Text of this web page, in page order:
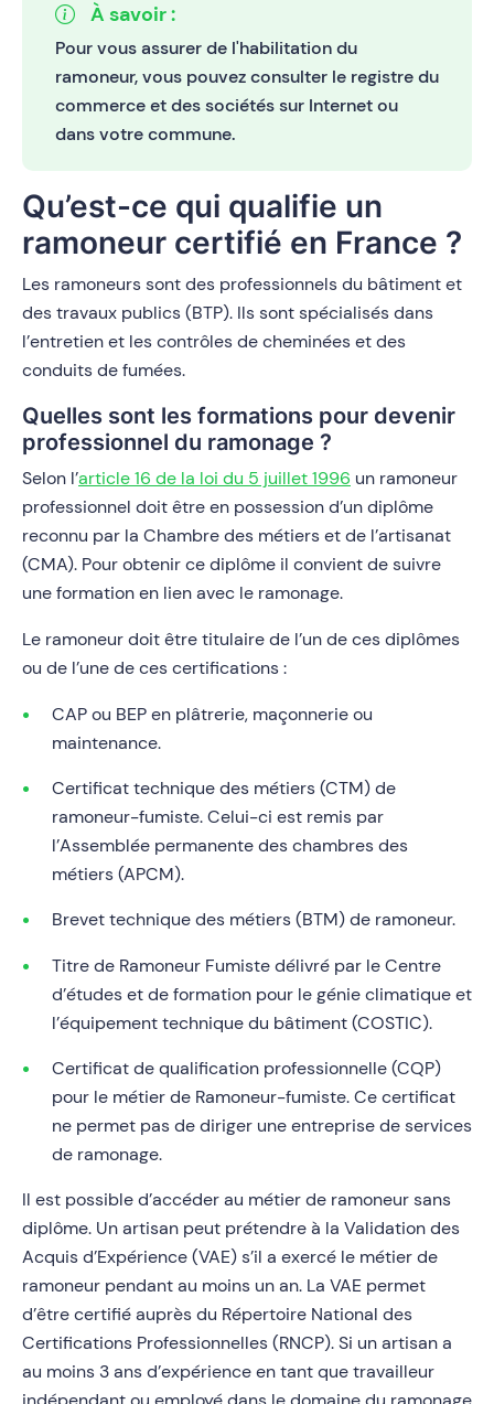
À savoir :
Pour vous assurer de l'habilitation du
ramoneur, vous pouvez consulter le registre du
commerce et des sociétés sur Internet ou
dans votre commune.
Qu’est-ce qui qualifie un
ramoneur certifié en France ?
Les ramoneurs sont des professionnels du bâtiment et
des travaux publics (BTP). Ils sont spécialisés dans
l’entretien et les contrôles de cheminées et des
conduits de fumées.
Quelles sont les formations pour devenir
professionnel du ramonage ?
Selon l’article 16 de la loi du 5 juillet 1996 un ramoneur
professionnel doit être en possession d’un diplôme
reconnu par la Chambre des métiers et de l’artisanat
(CMA). Pour obtenir ce diplôme il convient de suivre
une formation en lien avec le ramonage.
Le ramoneur doit être titulaire de l’un de ces diplômes
ou de l’une de ces certifications :
CAP ou BEP en plâtrerie, maçonnerie ou
maintenance.
Certificat technique des métiers (CTM) de
ramoneur-fumiste. Celui-ci est remis par
l’Assemblée permanente des chambres des
métiers (APCM).
Brevet technique des métiers (BTM) de ramoneur.
Titre de Ramoneur Fumiste délivré par le Centre
d’études et de formation pour le génie climatique et
l’équipement technique du bâtiment (COSTIC).
Certificat de qualification professionnelle (CQP)
pour le métier de Ramoneur-fumiste. Ce certificat
ne permet pas de diriger une entreprise de services
de ramonage.
Il est possible d’accéder au métier de ramoneur sans
diplôme. Un artisan peut prétendre à la Validation des
Acquis d’Expérience (VAE) s’il a exercé le métier de
ramoneur pendant au moins un an. La VAE permet
d’être certifié auprès du Répertoire National des
Certifications Professionnelles (RNCP). Si un artisan a
au moins 3 ans d’expérience en tant que travailleur